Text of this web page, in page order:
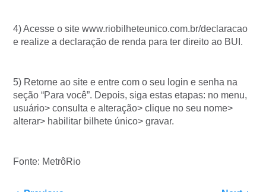
4) Acesse o site www.riobilheteunico.com.br/declaracao
e realize a declaração de renda para ter direito ao BUI.
5) Retorne ao site e entre com o seu login e senha na
seção “Para você”. Depois, siga estas etapas: no menu,
usuário> consulta e alteração> clique no seu nome>
alterar> habilitar bilhete único> gravar.
Fonte: MetrôRio